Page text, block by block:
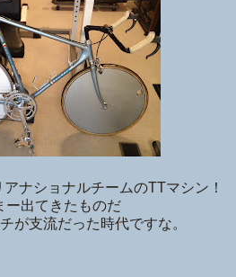
ナショナルチームのTTマシン！
ー出てきたものだ
が支流だった時代ですな。